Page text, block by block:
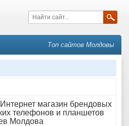
Топ сайтов Молдовы
магазин брендовых
телефонов и планшетов
Молдова